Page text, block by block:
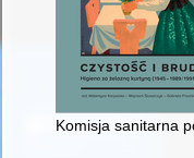
Komisja sanitarna